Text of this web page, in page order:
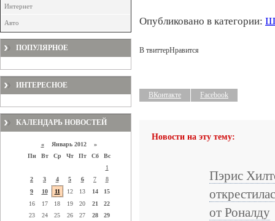
Интернет
Авто
ПОПУЛЯРНОЕ
ИНТЕРЕСНОЕ
КАЛЕНДАРЬ НОВОСТЕЙ
«Январь 2012 »
Пн
Вт Ср Чт Пт Сб
Вс
1
2
3 4 5 6 7
8
9
10 11 12 13 14
15
16
17 18 19 20 21
22
23
24 25 26 27 28
29
Опубликовано в категории:
В твиттерНравится
ВКонтакте Facebook
Новости на эту тему:
Пэрис
от Роналду